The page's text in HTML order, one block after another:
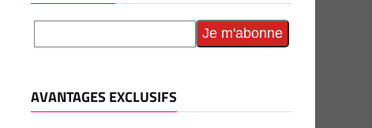
AVANTAGES EXCLUSIFS